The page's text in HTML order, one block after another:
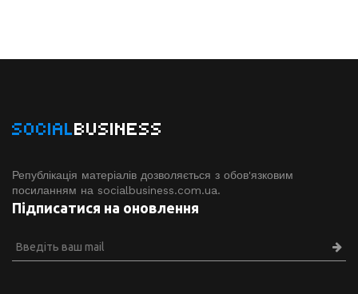
SOCIALBUSINESS
Републікація матеріалів дозволяється з обов'язковим
посиланням на socialbusiness.com.ua.
Підписатися на оновлення